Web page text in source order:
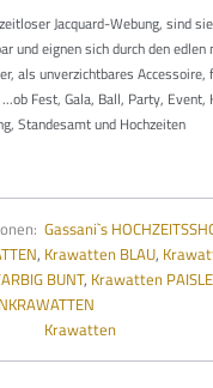
Jacquard-Webung, sind
und eignen sich durch den edlen
als unverzichtbares Accessoire,
Fest, Gala, Ball, Party, Event,
Standesamt und Hochzeiten
Gassani`s
, Krawatten BLAU,
BUNT, Krawatten
Krawatten